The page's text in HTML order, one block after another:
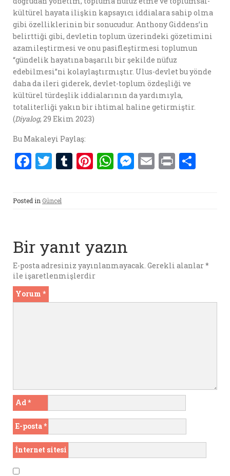
kültürel hayata ilişkin kapsayıcı iddialara sahip olma
gibi özelliklerinin bir sonucudur. Anthony Giddens’in
belirttiği gibi, devletin toplum üzerindeki gözetimini
azamileştirmesi ve onu pasifleştirmesi toplumun
“gündelik hayatına başarılı bir şekilde nüfuz
edebilmesi’’ni kolaylaştırmıştır. Ulus-devlet bu yönde
daha da ileri giderek, devlet-toplum özdeşliği ve
kültürel türdeşlik iddialarının da yardımıyla,
totaliterliği yakın bir ihtimal haline getirmiştir.
(Diyalog, 29 Ekim 2023)
Bu Makaleyi Paylaş:
F
ce
b
o
k
T
it
te
T Pi W
p
p
M E P
Posted in Güncel
Bir yanıt yazın
E-posta adresiniz yayınlanmayacak. Gerekli alanlar*
ile işaretlenmişlerdir
Yorum *
Ad*
E-posta*
İnternet sitesi